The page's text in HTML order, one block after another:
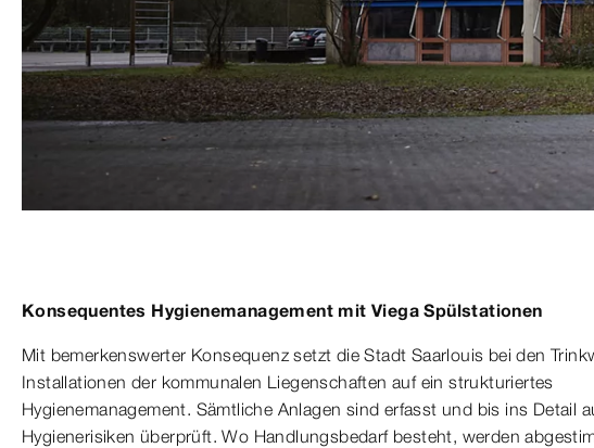
Konsequentes Hygienemanagement mit Viega Spülstationen
Mit bemerkenswerter Konsequenz setzt die Stadt Saarlouis bei den
Installationen der kommunalen Liegenschaften auf ein strukturiertes
Hygienemanagement. Sämtliche Anlagen sind erfasst und bis ins Detail
Hygienerisiken überprüft. Wo Handlungsbedarf besteht, werden